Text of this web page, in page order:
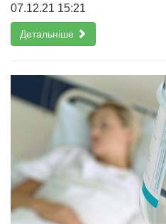
07.12.21 15:21
Детальніше